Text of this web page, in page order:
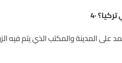
تركيا؟
على المدينة والمكتب الذي يتم فيه